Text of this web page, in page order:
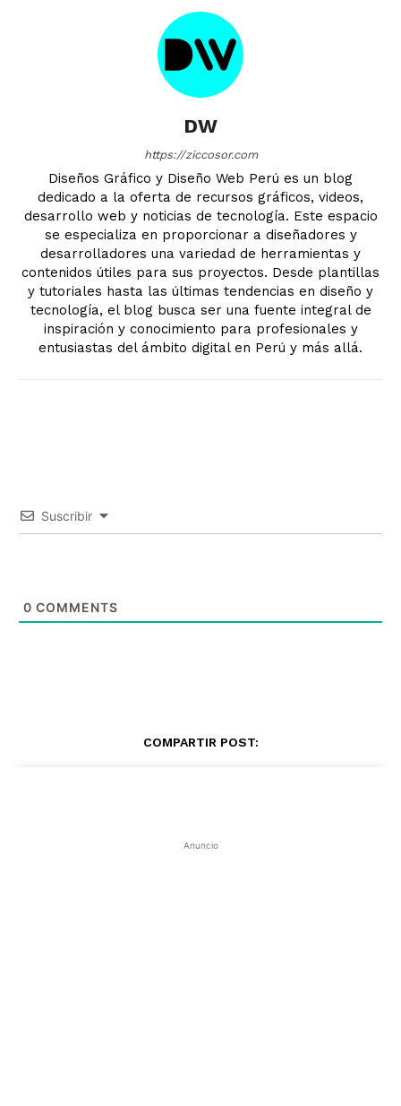
DW
https://ziccosor.com
Diseños Gráfico y Diseño Web Perú es un blog
dedicado a la oferta de recursos gráficos, videos,
desarrollo web y noticias de tecnología. Este espacio
se especializa en proporcionar a diseñadores y
desarrolladores una variedad de herramientas y
contenidos útiles para sus proyectos. Desde plantillas
y tutoriales hasta las últimas tendencias en diseño y
tecnología, el blog busca ser una fuente integral de
inspiración y conocimiento para profesionales y
entusiastas del ámbito digital en Perú y más allá.
Suscribir
0 COMMENTS
COMPARTIR POST:
Anuncio